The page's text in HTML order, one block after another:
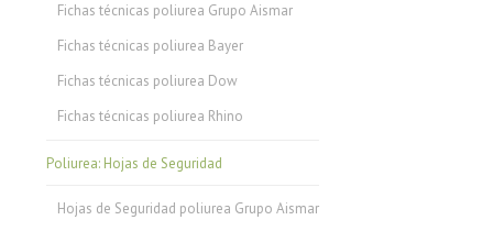
Fichas técnicas poliurea Grupo Aismar
Fichas técnicas poliurea Bayer
Fichas técnicas poliurea Dow
Fichas técnicas poliurea Rhino
Poliurea: Hojas de Seguridad
Hojas de Seguridad poliurea Grupo Aismar